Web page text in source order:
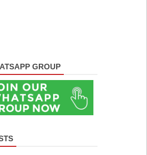
GROUP